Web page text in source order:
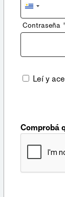
Uruguay
+598
Contraseña
Leí y
Comprobá